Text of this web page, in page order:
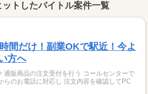
トしたバイトル案件一覧
間だけ！副業OKで駅近！今よ
方へ
通販商品の注文受付を行う コールセンターで
らのお電話に対応し 注文内容を確認してPC